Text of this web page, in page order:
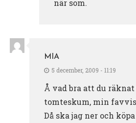
när som.
MIA
5 december, 2009 - 11:19
Å vad bra att du
tomteskum, min
Då ska jag ner och